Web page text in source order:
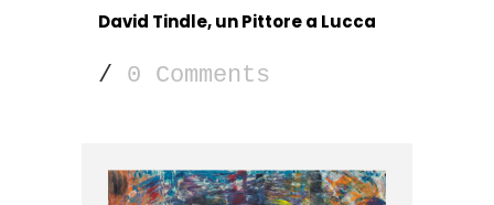
David Tindle, un Pittore a Lucca
/ 0 Comments